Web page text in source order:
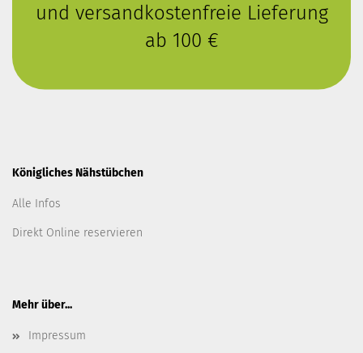
und versandkostenfreie Lieferung
ab 100 €
Königliches Nähstübchen
Alle Infos
Direkt Online reservieren
Mehr über...
Impressum